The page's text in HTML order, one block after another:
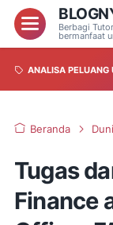
Berbagi
bermanfaat
ANALISA PELUANG
Beranda
Tugas
Finance